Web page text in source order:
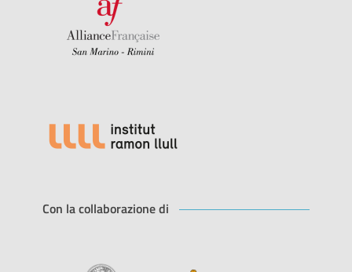
Con la collaborazione di